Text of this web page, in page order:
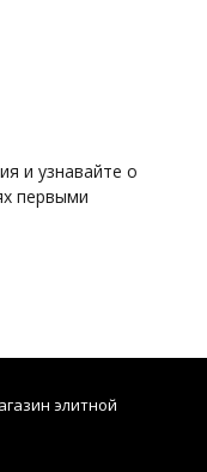
и узнавайте о
первыми
элитной